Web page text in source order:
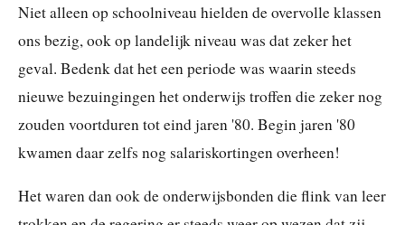
Niet alleen op schoolniveau hielden de overvolle klassen
ons bezig, ook op landelijk niveau was dat zeker het
geval. Bedenk dat het een periode was waarin steeds
nieuwe bezuingingen het onderwijs troffen die zeker nog
zouden voortduren tot eind jaren '80. Begin jaren '80
kwamen daar zelfs nog salariskortingen overheen!
Het waren dan ook de onderwijsbonden die flink van leer